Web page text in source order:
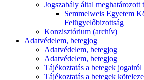
Jogszabály által meghatározott
Semmelweis Egyetem
Felügyelőbizottság
Konzisztórium (archív)
Adatvédelem, betegjog
Adatvédelem, betegjog
Adatvédelem, betegjog
Tájékoztatás a betegek jogairól
Tájékoztatás a betegek